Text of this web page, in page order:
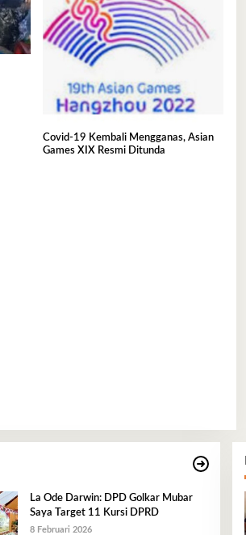
Covid-19 Kembali Mengganas, Asian
Games XIX Resmi Ditunda
La Ode Darwin: DPD Golkar Mubar
Saya Target 11 Kursi DPRD
8 Februari 2026